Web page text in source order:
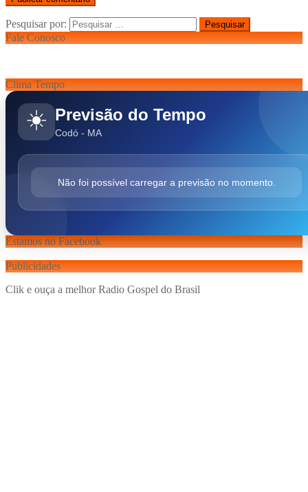
Pesquisar por:
Fale Conosco
Clima Tempo
☀️ Previsão do Tempo
Codó - MA
Não foi possível carregar a previsão no momento.
Estamos no Facebook
Publicidades
Clik e ouça a melhor Radio Gospel do Brasil